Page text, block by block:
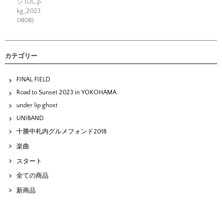
kg_2023
0808)
カテゴリー
FINAL FIELD
Road to Sunset 2023 in YOKOHAMA
under lip ghost
UNIBAND
十勝中札内グルメフォンド2018
楽曲
スタート
全ての商品
新商品